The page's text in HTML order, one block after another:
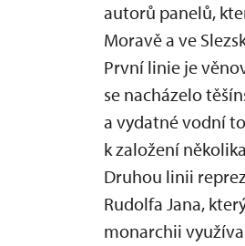
autorů panelů,
Moravě a ve
První linie je
se nacházelo
a vydatné vodní
k založení
Druhou linii
Rudolfa Jana,
monarchii